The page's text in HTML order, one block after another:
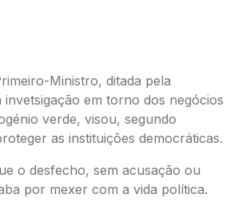
Ministro, ditada pela
em torno dos negócios
verde, visou, segundo
as instituições democráticas.
o desfecho, sem acusação ou
por mexer com a vida política.